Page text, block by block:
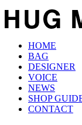
HOME
BAG
DESIGNER
VOICE
NEWS
SHOP
CONTACT